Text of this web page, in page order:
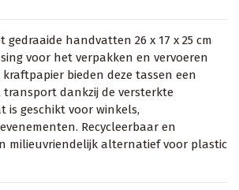
handvatten 26 x 17 x 25 cm
voor het verpakken en vervoeren
bieden deze tassen een
dankzij de versterkte
is geschikt voor winkels,
Recycleerbaar en
milieuvriendelijk alternatief voor plastic